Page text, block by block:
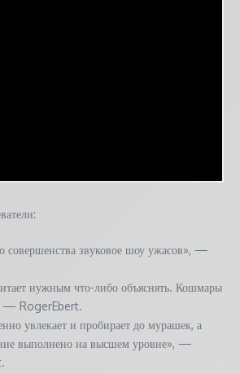
совершенства звуковое шоу ужасов», —
нужным что-либо объяснять. Кошмары
— RogerEbert.
увлекает и пробирает до мурашек, а
выполнено на высшем уровне», —